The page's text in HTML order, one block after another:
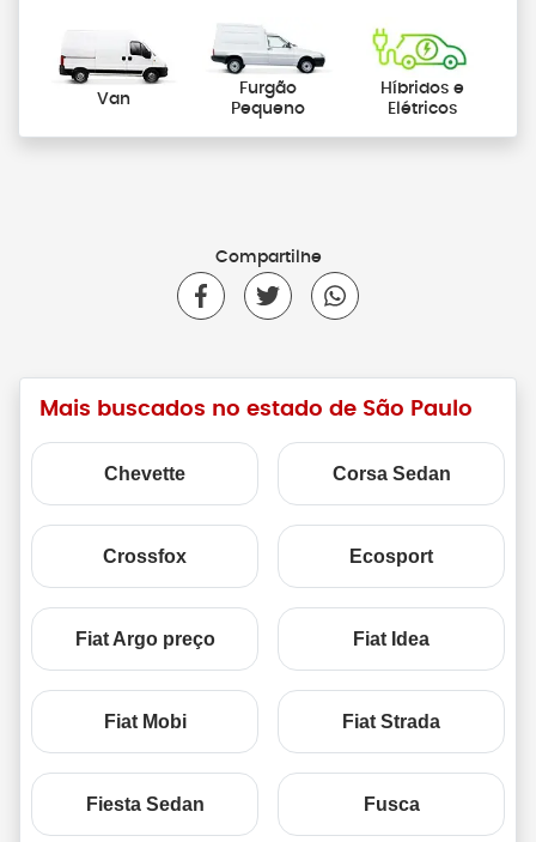
Van
Furgão
Pequeno
Híbridos e
Elétricos
Compartilhe
Mais buscados no estado de São Paulo
Chevette Corsa Sedan
Crossfox Ecosport
Fiat Argo preço Fiat Idea
Fiat Mobi Fiat Strada
Fiesta Sedan Fusca